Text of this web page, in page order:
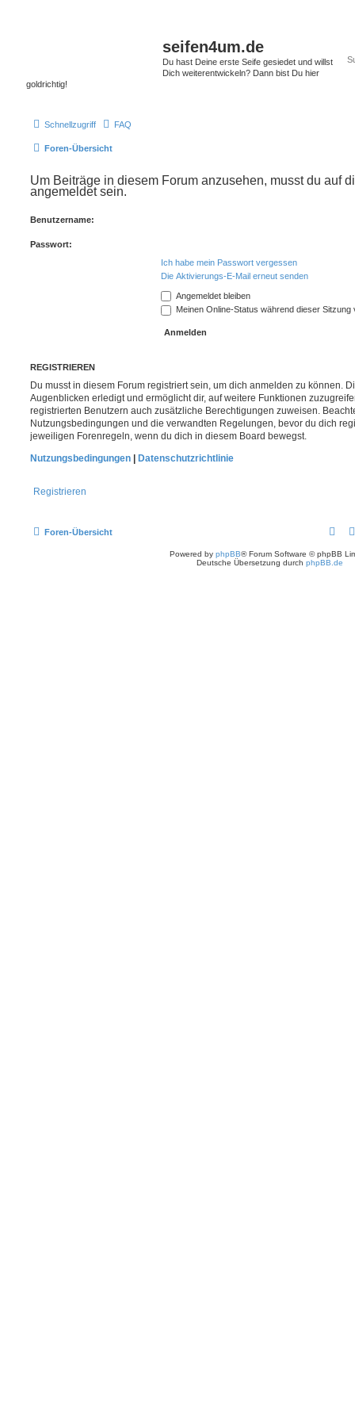
seifen4um.de
Du hast Deine erste Seife gesiedet und willst
Dich weiterentwickeln? Dann bist Du hier
goldrichtig!
Schnellzugriff FAQ
Foren-Übersicht
Um Beiträge in diesem Forum anzusehen, musst du auf
angemeldet sein.
Benutzername:
Passwort:
Ich habe mein Passwort vergessen
Die Aktivierungs-E-Mail erneut senden
Angemeldet bleiben
Meinen Online-Status während dieser Sitzung
REGISTRIEREN
Du musst in diesem Forum registriert sein, um dich anmelden zu können.
Augenblicken erledigt und ermöglicht dir, auf weitere Funktionen
registrierten Benutzern auch zusätzliche Berechtigungen zuweisen.
Nutzungsbedingungen und die verwandten Regelungen, bevor du dich
jeweiligen Forenregeln, wenn du dich in diesem Board bewegst.
Nutzungsbedingungen
Datenschutzrichtlinie
Registrieren
Foren-Übersicht
Powered by phpBB® Forum Software © phpBB
Deutsche Übersetzung durch phpBB.de